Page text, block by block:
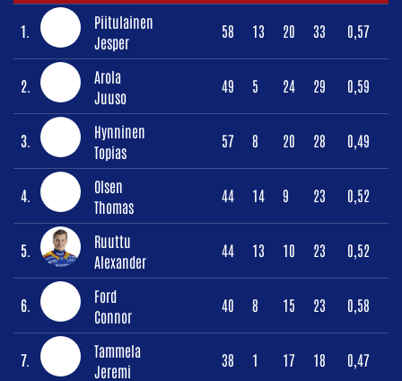
1.
Piitulainen
Jesper
58 13 20 33 0,57
2.
Arola
Juuso
49 5 24 29 0,59
3.
Hynninen
Topias
57 8 20 28 0,49
4.
Olsen
Thomas
44 14 9 23 0,52
5.
Ruuttu
Alexander
44 13 10 23 0,52
6.
Ford
Connor
40 8 15 23 0,58
7.
Tammela
Jeremi
38 1 17 18 0,47